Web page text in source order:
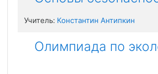
Учитель: Константин Антипкин
Олимпиада по